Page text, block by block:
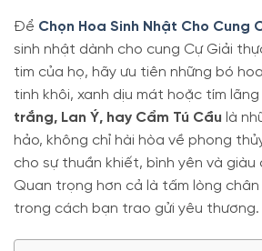
Để Chọn Hoa Sinh Nhật Cho Cung
sinh nhật dành cho cung Cự Giải
tim của họ, hãy ưu tiên những bó
tinh khôi, xanh dịu mát hoặc tím lãng
trắng, Lan Ý, hay Cẩm Tú Cầu là
hảo, không chỉ hài hòa về phong
cho sự thuần khiết, bình yên và giàu
Quan trọng hơn cả là tấm lòng
trong cách bạn trao gửi yêu thương.